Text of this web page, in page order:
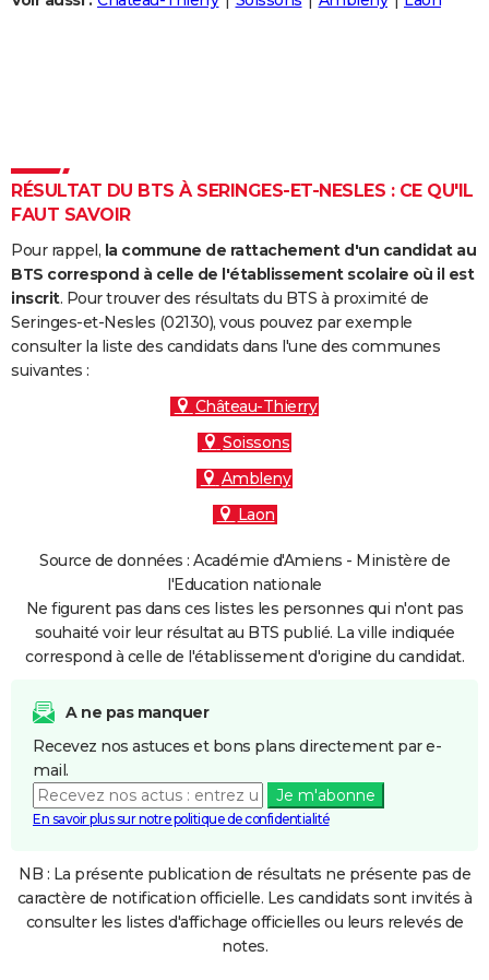
Carte de Noël
Carte Bonne année
Carte Saint-Valentin
Carte Pâques
Carte d'anniversaire
Dictionnaire
Biographies
Citations
Expressions
Proverbes
PROGRAMME TV
COPAINS D'AVANT
S'inscrire
Se connecter
Lycées
Collèges
Primaires
Universités
Entreprises
Service militaire
Avis de recherche
AVIS DE DÉCÈS
FORUM
RÉSULTAT DU BTS À SERINGES-ET-NESLES : CE QU'IL
FAUT SAVOIR
Pour rappel, la commune de rattachement d'un candidat au
BTS correspond à celle de l'établissement scolaire où il est
inscrit. Pour trouver des résultats du BTS à proximité de
Seringes-et-Nesles (02130), vous pouvez par exemple
consulter la liste des candidats dans l'une des communes
suivantes :
Château-Thierry
Soissons
Ambleny
Laon
Source de données : Académie d'Amiens - Ministère de
l'Education nationale
Ne figurent pas dans ces listes les personnes qui n'ont pas
souhaité voir leur résultat au BTS publié. La ville indiquée
correspond à celle de l'établissement d'origine du candidat.
A ne pas manquer
Recevez nos astuces et bons plans directement par e-
mail.
Je m'abonne
En savoir plus sur notre politique de confidentialité
NB : La présente publication de résultats ne présente pas de
caractère de notification officielle. Les candidats sont invités à
consulter les listes d'affichage officielles ou leurs relevés de
notes.